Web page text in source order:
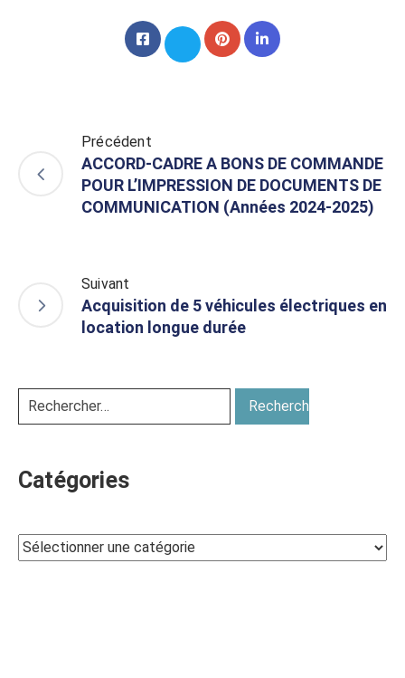
Précédent
ACCORD-CADRE A BONS DE COMMANDE
POUR L’IMPRESSION DE DOCUMENTS DE
COMMUNICATION (Années 2024-2025)
Suivant
Acquisition de 5 véhicules électriques en
location longue durée
Catégories